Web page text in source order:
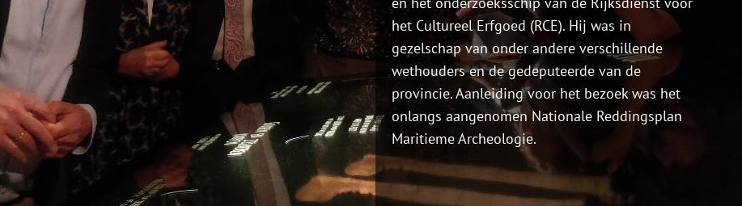
het Cultureel Erfgoed (RCE). Hij was in
gezelschap van onder andere verschillende
wethouders en de gedeputeerde van de
provincie. Aanleiding voor het bezoek was het
onlangs aangenomen Nationale Reddingsplan
Maritieme Archeologie.